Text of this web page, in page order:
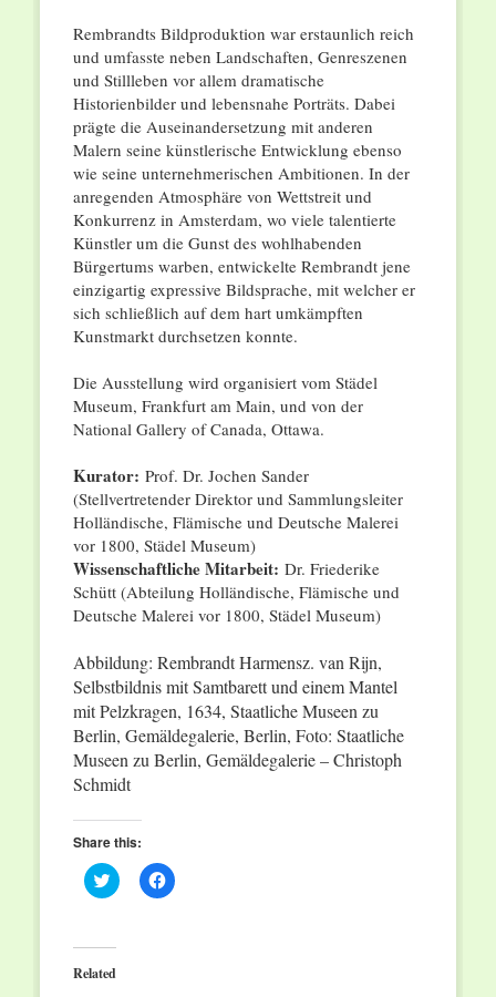
Rembrandts Bildproduktion war erstaunlich reich
und umfasste neben Landschaften, Genreszenen
und Stillleben vor allem dramatische
Historienbilder und lebensnahe Porträts. Dabei
prägte die Auseinandersetzung mit anderen
Malern seine künstlerische Entwicklung ebenso
wie seine unternehmerischen Ambitionen. In der
anregenden Atmosphäre von Wettstreit und
Konkurrenz in Amsterdam, wo viele talentierte
Künstler um die Gunst des wohlhabenden
Bürgertums warben, entwickelte Rembrandt jene
einzigartig expressive Bildsprache, mit welcher er
sich schließlich auf dem hart umkämpften
Kunstmarkt durchsetzen konnte.
Die Ausstellung wird organisiert vom Städel
Museum, Frankfurt am Main, und von der
National Gallery of Canada, Ottawa.
Kurator: Prof. Dr. Jochen Sander
(Stellvertretender Direktor und Sammlungsleiter
Holländische, Flämische und Deutsche Malerei
vor 1800, Städel Museum)
Wissenschaftliche Mitarbeit: Dr. Friederike
Schütt (Abteilung Holländische, Flämische und
Deutsche Malerei vor 1800, Städel Museum)
Abbildung: Rembrandt Harmensz. van Rijn,
Selbstbildnis mit Samtbarett und einem Mantel
mit Pelzkragen, 1634, Staatliche Museen zu
Berlin, Gemäldegalerie, Berlin, Foto: Staatliche
Museen zu Berlin, Gemäldegalerie – Christoph
Schmidt
Share this:
Click
to
(Opens
in
new
Click
to
Related